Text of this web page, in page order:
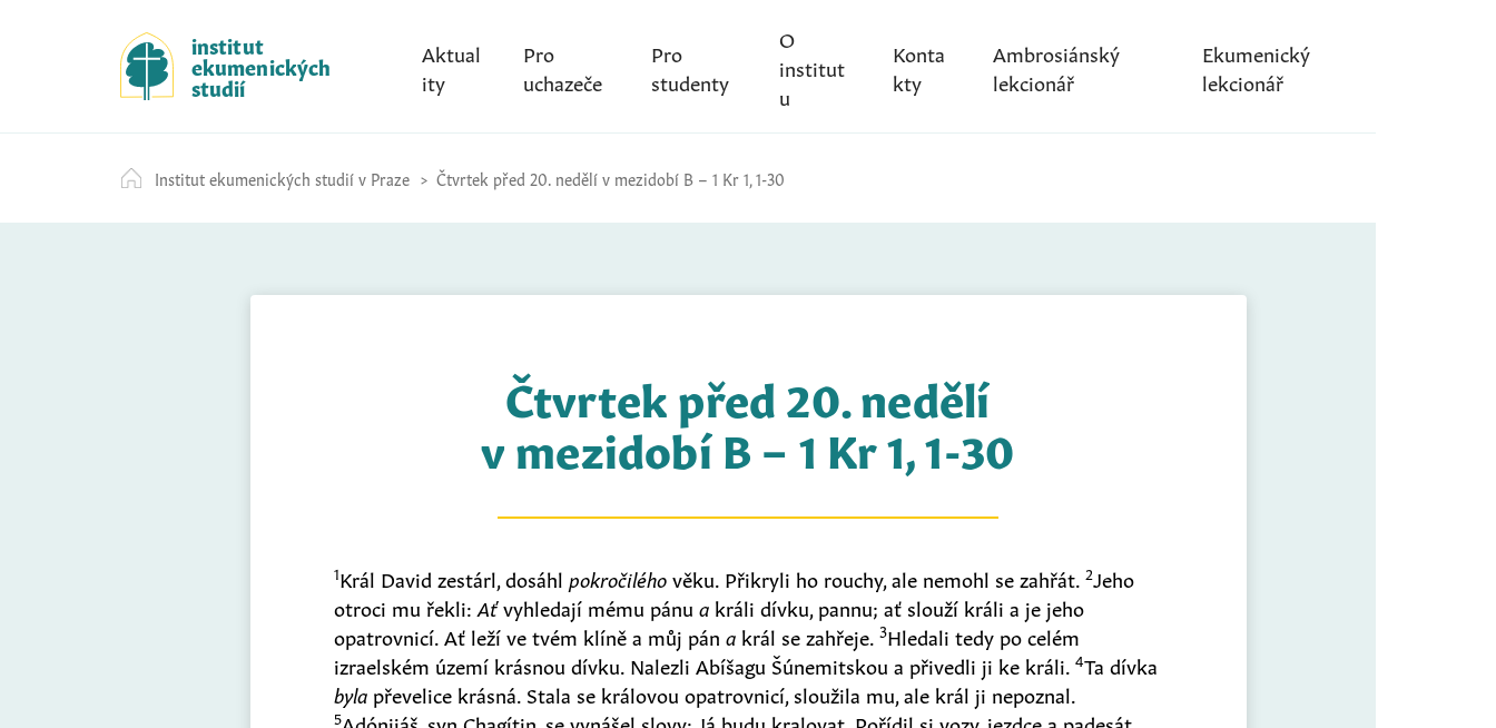
k
i
p
t
c
o
institut
ekumenických
studií
Aktual
ity
Pro
uchazeče
Pro
studenty
O
institut
u
Konta
kty
Ambrosiánský
lekcionář
Ekumenický
lekcionář
Institut ekumenických studií v Praze Čtvrtek před 20. nedělí v mezidobí B – 1 Kr 1, 1-30
Čtvrtek před 20. nedělí
v mezidobí B – 1 Kr 1, 1-30
1Král David zestárl, dosáhl pokročiléhověku. Přikryli ho rouchy, ale nemohl se zahřát.2Jeho
otroci mu řekli:Aťvyhledají mému pánua králi dívku, pannu; ať slouží králi a je jeho
opatrovnicí. Ať leží ve tvém klíně a můj pána král se zahřeje.3Hledali tedy po celém
izraelském území krásnou dívku. Nalezli Abíšagu Šúnemitskou a přivedli ji ke králi.4Ta dívka
byla převelice krásná. Stala se královou opatrovnicí, sloužila mu, ale král ji nepoznal.
5Adónijáš, syn Chagítin, se vynášel slovy: Já budu kralovat. Pořídil si vozy, jezdce a padesát